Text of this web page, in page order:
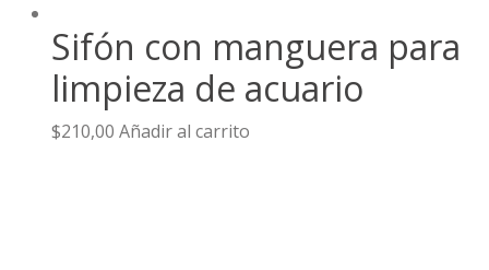
Sifón con manguera para
limpieza de acuario
$210,00 Añadir al carrito